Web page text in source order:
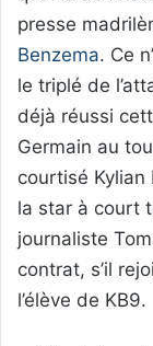
presse
Benzema. Ce
le triplé de
déjà réussi
Germain au
courtisé Kylian
la star à court
journaliste
contrat, s’il
l’élève de KB9.